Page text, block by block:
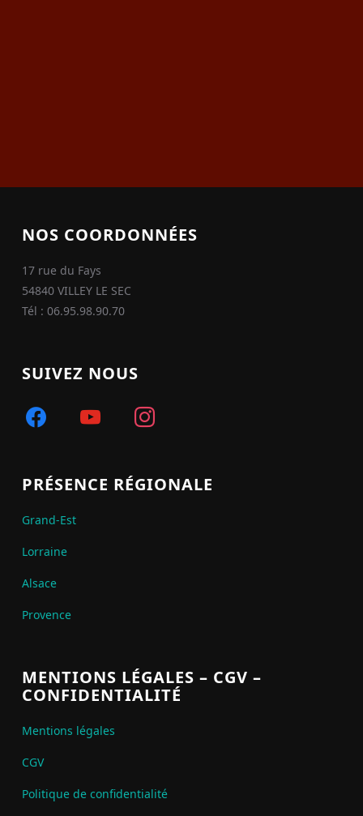
NOS COORDONNÉES
17 rue du Fays
54840 VILLEY LE SEC
Tél : 06.95.98.90.70
SUIVEZ NOUS
facebook instagram
PRÉSENCE RÉGIONALE
Grand-Est
Lorraine
Alsace
Provence
MENTIONS LÉGALES – CGV –
CONFIDENTIALITÉ
Mentions légales
CGV
Politique de confidentialité